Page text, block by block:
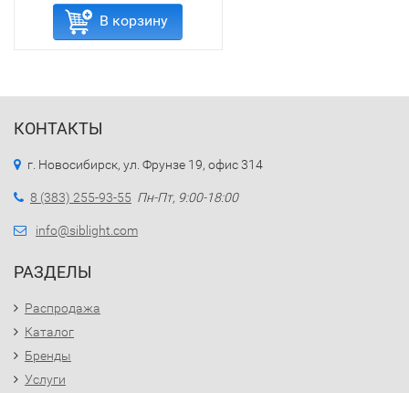
В корзину
КОНТАКТЫ
г. Новосибирск, ул. Фрунзе 19, офис 314
8 (383) 255-93-55 Пн-Пт, 9:00-18:00
info@siblight.com
РАЗДЕЛЫ
Распродажа
Каталог
Бренды
Услуги